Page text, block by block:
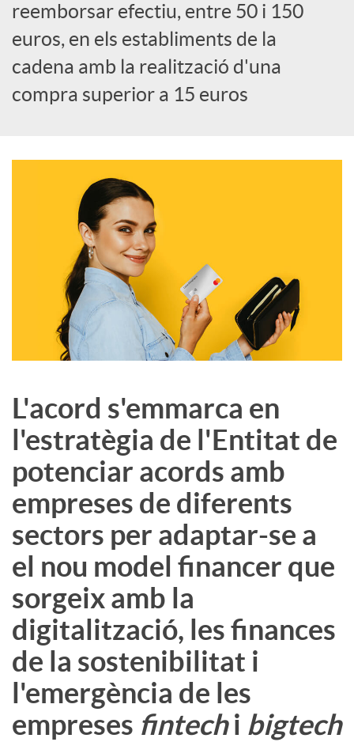
a
l
reemborsar efectiu, entre 50 i 150
euros, en els establiments de la
cadena amb la realització d'una
compra superior a 15 euros
L'acord s'emmarca en
l'estratègia de l'Entitat de
potenciar acords amb
empreses de diferents
sectors per adaptar-se a
el nou model financer que
sorgeix amb la
digitalització, les finances
de la sostenibilitat i
l'emergència de les
empreses fintechi bigtech